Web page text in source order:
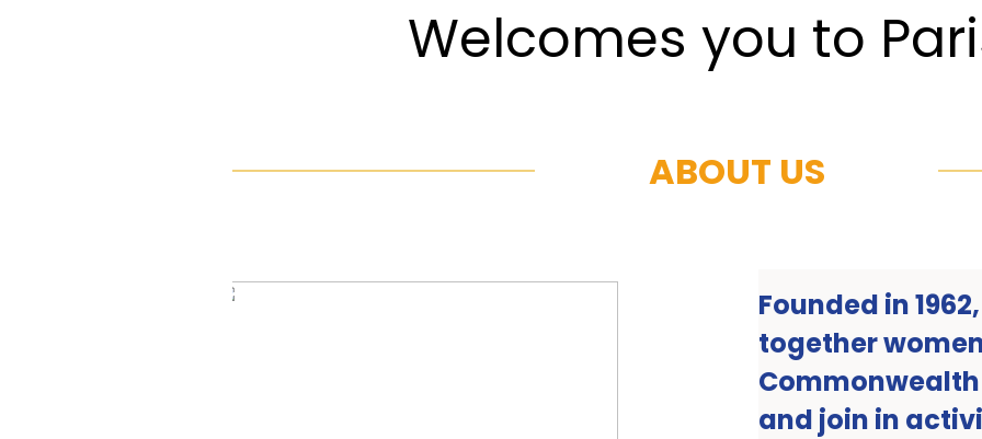
Welcomes you to
ABOUT US
Founded in
together
and join in